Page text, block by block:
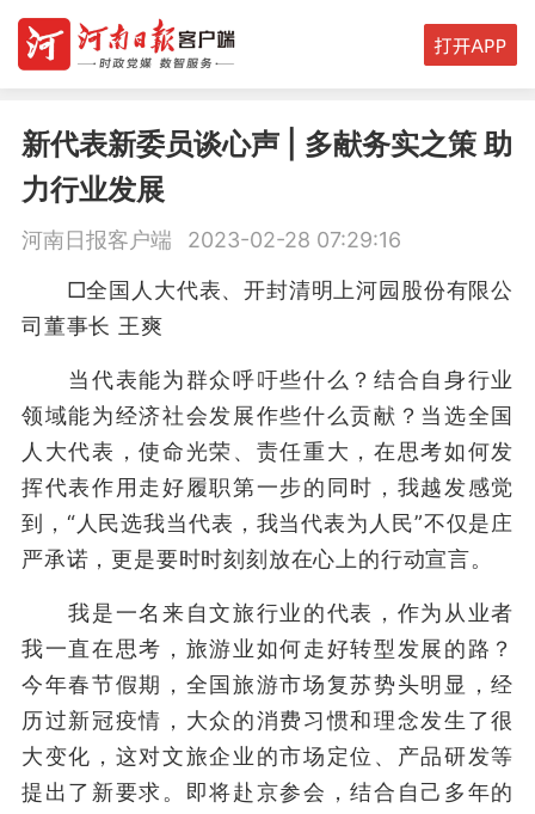
新代表新委员谈心声 | 多献务实之策 助
力行业发展
河南日报客户端
2023-02-28 07:29:16
□全国人大代表、开封清明上河园股份有限公
司董事长 王爽
当代表能为群众呼吁些什么？结合自身行业
领域能为经济社会发展作些什么贡献？当选全国
人大代表，使命光荣、责任重大，在思考如何发
挥代表作用走好履职第一步的同时，我越发感觉
到，“人民选我当代表，我当代表为人民”不仅是庄
严承诺，更是要时时刻刻放在心上的行动宣言。
我是一名来自文旅行业的代表，作为从业者
我一直在思考，旅游业如何走好转型发展的路？
今年春节假期，全国旅游市场复苏势头明显，经
历过新冠疫情，大众的消费习惯和理念发生了很
大变化，这对文旅企业的市场定位、产品研发等
提出了新要求。即将赴京参会，结合自己多年的